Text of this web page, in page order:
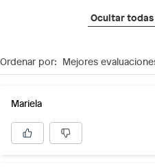
Ocultar
Ordenar por: Mejores
Mariela